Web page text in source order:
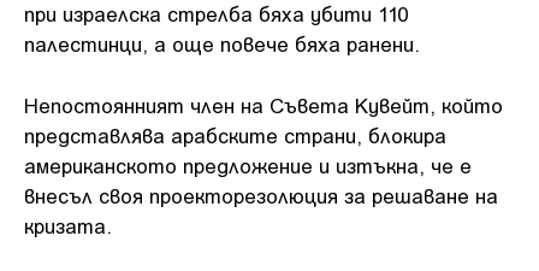
при израелска стрелба бяха убити 110
палестинци, а още повече бяха ранени.
Непостоянният член на Съвета Кувейт, който
представлява арабските страни, блокира
американското предложение и изтъкна, че е
внесъл своя проекторезолюция за решаване на
кризата.